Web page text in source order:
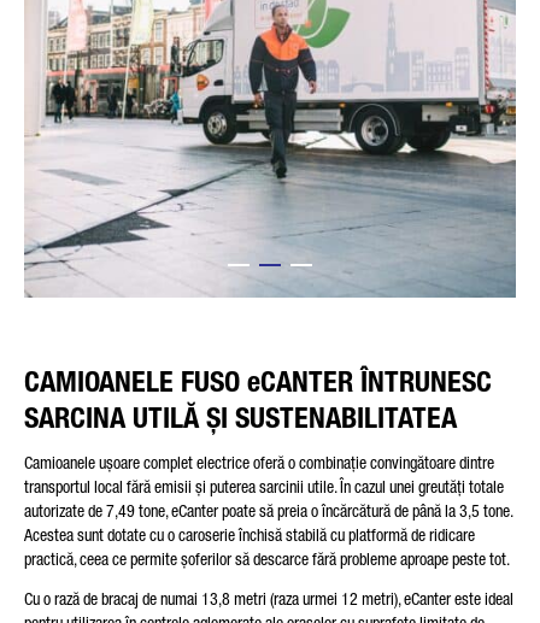
CAMIOANELE FUSO eCANTER ÎNTRUNESC
SARCINA UTILĂ ȘI SUSTENABILITATEA
Camioanele ușoare complet electrice oferă o combinație convingătoare dintre
transportul local fără emisii și puterea sarcinii utile. În cazul unei greutăți totale
autorizate de 7,49 tone, eCanter poate să preia o încărcătură de până la 3,5 tone.
Acestea sunt dotate cu o caroserie închisă stabilă cu platformă de ridicare
practică, ceea ce permite șoferilor să descarce fără probleme aproape peste tot.
Cu o rază de bracaj de numai 13,8 metri (raza urmei 12 metri), eCanter este ideal